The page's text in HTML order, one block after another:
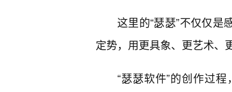
这里的“瑟瑟”不仅仅是
定势，用更具象、更艺术、
“瑟瑟软件”的创作过